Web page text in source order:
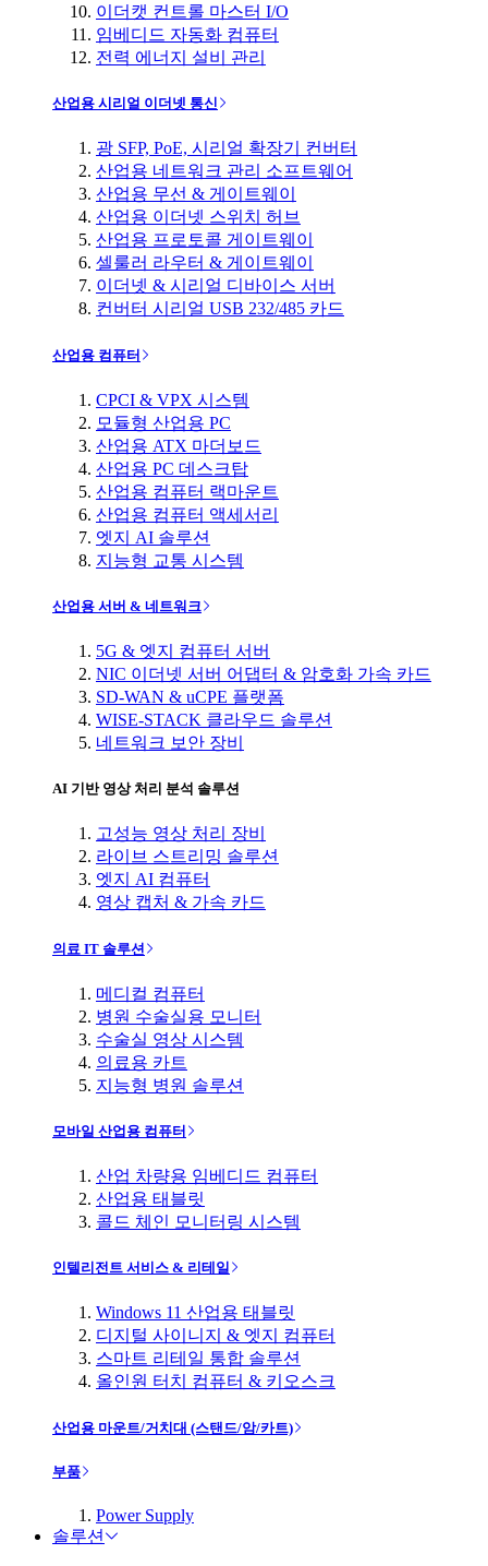
이더캣 컨트롤 마스터 I/O
임베디드 자동화 컴퓨터
전력 에너지 설비 관리
산업용 시리얼 이더넷 통신
광 SFP, PoE, 시리얼 확장기 컨버터
산업용 네트워크 관리 소프트웨어
산업용 무선 & 게이트웨이
산업용 이더넷 스위치 허브
산업용 프로토콜 게이트웨이
셀룰러 라우터 & 게이트웨이
이더넷 & 시리얼 디바이스 서버
컨버터 시리얼 USB 232/485 카드
산업용 컴퓨터
CPCI & VPX 시스템
모듈형 산업용 PC
산업용 ATX 마더보드
산업용 PC 데스크탑
산업용 컴퓨터 랙마운트
산업용 컴퓨터 액세서리
엣지 AI 솔루션
지능형 교통 시스템
산업용 서버 & 네트워크
5G & 엣지 컴퓨터 서버
NIC 이더넷 서버 어댑터 & 암호화 가속 카드
SD-WAN & uCPE 플랫폼
WISE-STACK 클라우드 솔루션
네트워크 보안 장비
AI 기반 영상 처리 분석 솔루션
고성능 영상 처리 장비
라이브 스트리밍 솔루션
엣지 AI 컴퓨터
영상 캡처 & 가속 카드
의료 IT 솔루션
메디컬 컴퓨터
병원 수술실용 모니터
수술실 영상 시스템
의료용 카트
지능형 병원 솔루션
모바일 산업용 컴퓨터
산업 차량용 임베디드 컴퓨터
산업용 태블릿
콜드 체인 모니터링 시스템
인텔리전트 서비스 & 리테일
Windows 11 산업용 태블릿
디지털 사이니지 & 엣지 컴퓨터
스마트 리테일 통합 솔루션
올인원 터치 컴퓨터 & 키오스크
산업용 마운트/거치대 (스탠드/암/카트)
부품
Power Supply
솔루션